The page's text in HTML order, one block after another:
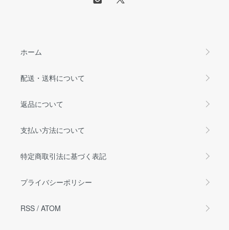
ホーム
配送・送料について
返品について
支払い方法について
特定商取引法に基づく表記
プライバシーポリシー
RSS / ATOM